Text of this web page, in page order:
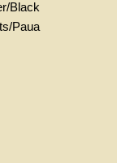
Black
Paua